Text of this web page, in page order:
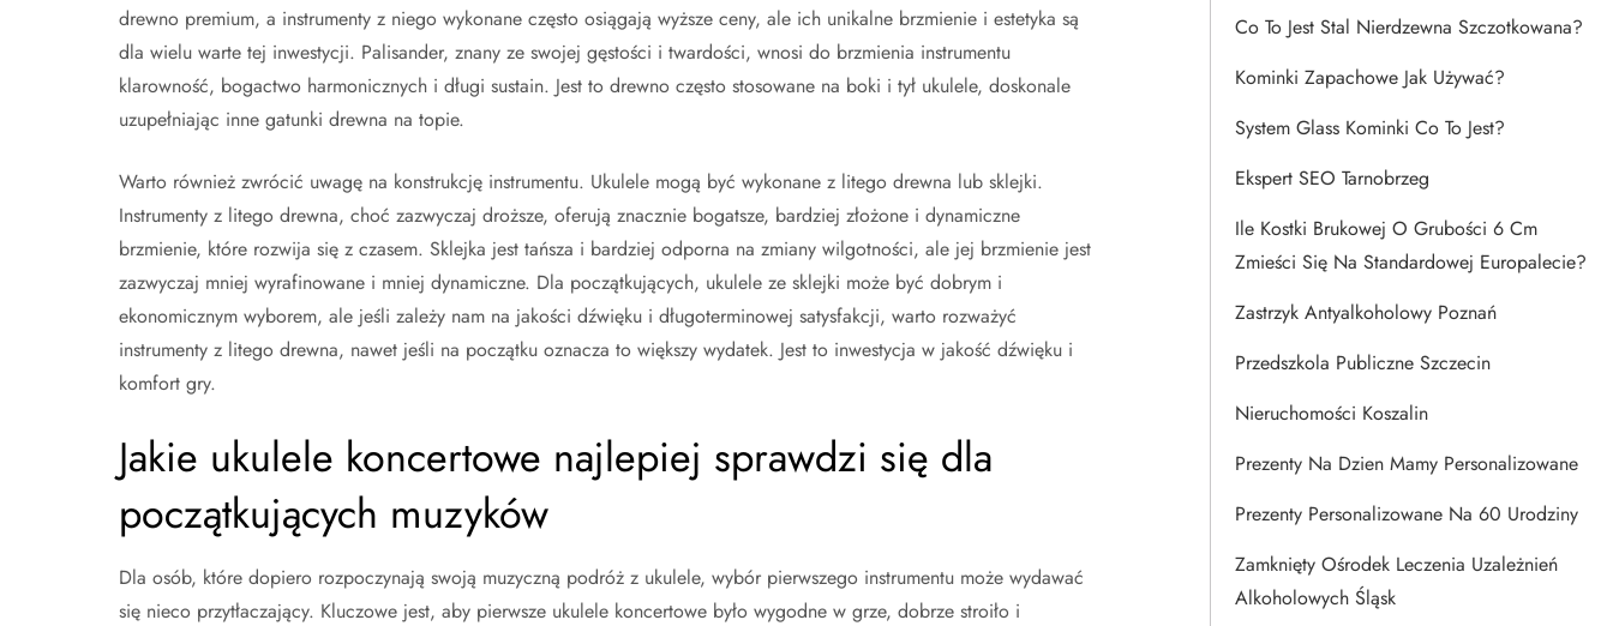
drewno premium, a instrumenty z niego wykonane często osiągają wyższe ceny, ale ich unikalne brzmienie i estetyka są
dla wielu warte tej inwestycji. Palisander, znany ze swojej gęstości i twardości, wnosi do brzmienia instrumentu
klarowność, bogactwo harmonicznych i długi sustain. Jest to drewno często stosowane na boki i tył ukulele, doskonale
uzupełniając inne gatunki drewna na topie.
Warto również zwrócić uwagę na konstrukcję instrumentu. Ukulele mogą być wykonane z litego drewna lub sklejki.
Instrumenty z litego drewna, choć zazwyczaj droższe, oferują znacznie bogatsze, bardziej złożone i dynamiczne
brzmienie, które rozwija się z czasem. Sklejka jest tańsza i bardziej odporna na zmiany wilgotności, ale jej brzmienie jest
zazwyczaj mniej wyrafinowane i mniej dynamiczne. Dla początkujących, ukulele ze sklejki może być dobrym i
ekonomicznym wyborem, ale jeśli zależy nam na jakości dźwięku i długoterminowej satysfakcji, warto rozważyć
instrumenty z litego drewna, nawet jeśli na początku oznacza to większy wydatek. Jest to inwestycja w jakość dźwięku i
komfort gry.
Jakie ukulele koncertowe najlepiej sprawdzi się dla
początkujących muzyków
Dla osób, które dopiero rozpoczynają swoją muzyczną podróż z ukulele, wybór pierwszego instrumentu może wydawać
się nieco przytłaczający. Kluczowe jest, aby pierwsze ukulele koncertowe było wygodne w grze, dobrze stroiło i
Co To Jest Stal Nierdzewna Szczotkowana?
Kominki Zapachowe Jak Używać?
System Glass Kominki Co To Jest?
Ekspert SEO Tarnobrzeg
Ile Kostki Brukowej O Grubości 6 Cm
Zmieści Się Na Standardowej Europalecie?
Zastrzyk Antyalkoholowy Poznań
Przedszkola Publiczne Szczecin
Nieruchomości Koszalin
Prezenty Na Dzien Mamy Personalizowane
Prezenty Personalizowane Na 60 Urodziny
Zamknięty Ośrodek Leczenia Uzależnień
Alkoholowych Śląsk